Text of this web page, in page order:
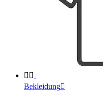
 
Bekleidung